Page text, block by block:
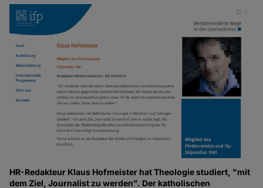
HR-Redakteur Klaus Hofmeister hat Theologie studiert, "mit
dem Ziel, Journalist zu werden". Der katholischen